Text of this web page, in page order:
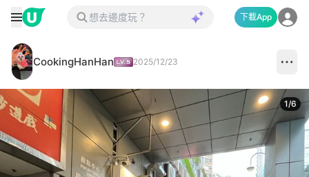
下載App
CookingHanHan 2025/12/23
1/6